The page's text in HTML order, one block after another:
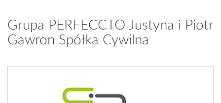
Grupa PERFECCTO Justyna i Piotr
Gawron Spółka Cywilna